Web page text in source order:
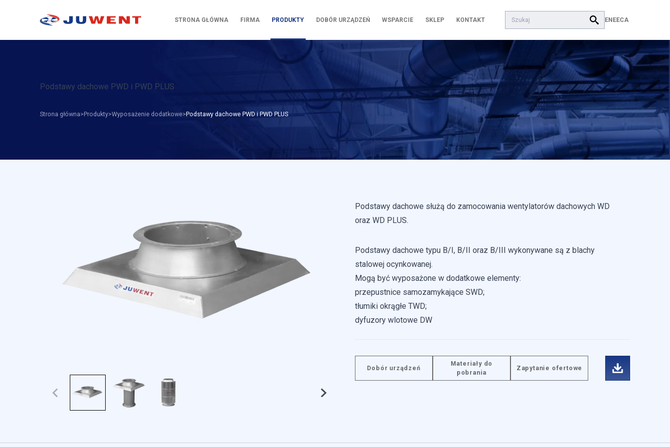
STRONA GŁÓWNA FIRMA PRODUKTY DOBÓR URZĄDZEŃ WSPARCIE SKLEP KONTAKT Szukaj: ENEECA
Podstawy dachowe PWD i PWD PLUS
Strona główna Produkty Wyposażenie dodatkowe Podstawy dachowe PWD i PWD PLUS
Podstawy dachowe służą do zamocowania wentylatorów dachowych WD
oraz WD PLUS.
Podstawy dachowe typu B/I, B/II oraz B/III wykonywane są z blachy
stalowej ocynkowanej.
Mogą być wyposażone w dodatkowe elementy:
przepustnice samozamykające SWD;
tłumiki okrągłe TWD;
dyfuzory wlotowe DW
Dobór urządzeń
Materiały do
pobrania
Zapytanie ofertowe
Wykorzystujemy pliki cookie do spersonalizowania treści i reklam, aby oferować funkcje społecznościowe i analizować ruch w
naszej witrynie. Informacje o tym, jak korzystasz z naszej witryny, udostępniamy partnerom społecznościowym, reklamowym i
Niezbędne pliki cookie mają kluczowe znaczenie dla podstawowych funkcji witryny i witryna nie będzie działać w zamierzony
sposób bez nich. Te pliki cookie nie przechowują żadnych danych umożliwiających identyfikację osoby.
Pliki cookie dotyczące preferencji umożliwiają stronie zapamiętanie informacji, które zmieniają wygląd lub funkcjonowanie